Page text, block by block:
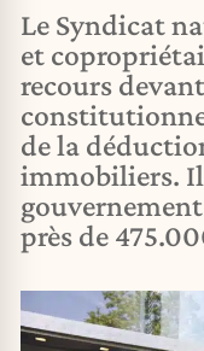
Le Syndicat
et
recours
de la
immobiliers.
près de